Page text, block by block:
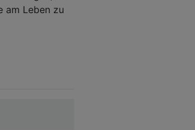
am Leben zu